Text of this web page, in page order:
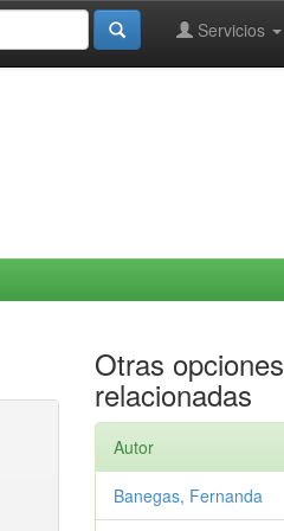
Servicios
Otras opciones
relacionadas
Autor
Banegas, Fernanda